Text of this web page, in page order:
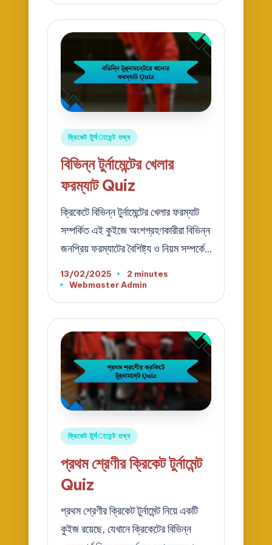
Posted
ক্রিকেট টুर्नামেন্ট তথ্য
বিভিন্ন টুর্নামেন্টের খেলার
ফরম্যাট Quiz
ক্রিকেটে বিভিন্ন টুর্নামেন্টের খেলার ফরম্যাট
সম্পর্কিত এই কুইজে অংশগ্রহণকারীরা বিভিন্ন
জনপ্রিয় ফরম্যাটের বৈশিষ্ট্য ও নিয়ম সম্পর্কে…
13/02/2025
2 minutes
Posted
Webmaster Admin
Posted
ক্রিকেট টুर्नামেন্ট তথ্য
প্রথম শ্রেণীর ক্রিকেট টুর্নামেন্ট
Quiz
প্রথম শ্রেণীর ক্রিকেট টুর্নামেন্ট নিয়ে একটি
কুইজ রয়েছে, যেখানে ক্রিকেটের বিভিন্ন